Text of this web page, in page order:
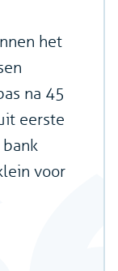
het
na 45
eerste
voor